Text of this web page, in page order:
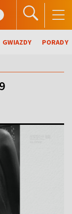
GWIAZDY PORADY